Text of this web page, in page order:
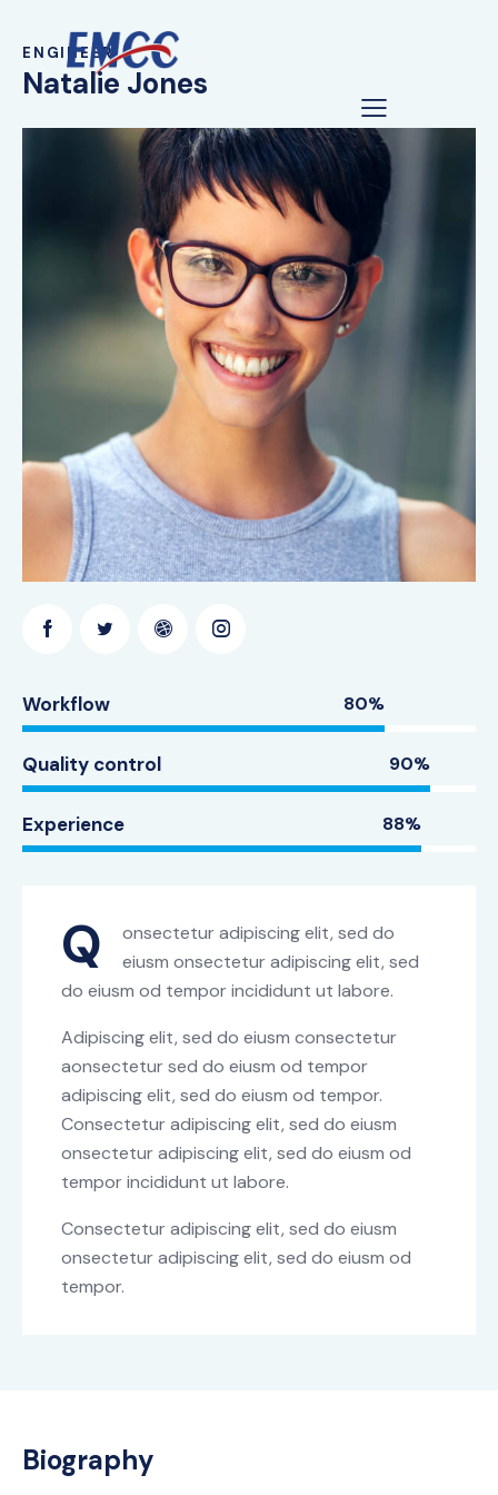
ENGINEER
Natalie Jones
Workflow 80%
Quality control 90%
Experience 88%
Q
onsectetur adipiscing elit, sed do
eiusm onsectetur adipiscing elit, sed
do eiusm od tempor incididunt ut labore.
Adipiscing elit, sed do eiusm consectetur
aonsectetur sed do eiusm od tempor
adipiscing elit, sed do eiusm od tempor.
Consectetur adipiscing elit, sed do eiusm
onsectetur adipiscing elit, sed do eiusm od
tempor incididunt ut labore.
Consectetur adipiscing elit, sed do eiusm
onsectetur adipiscing elit, sed do eiusm od
tempor.
Biography